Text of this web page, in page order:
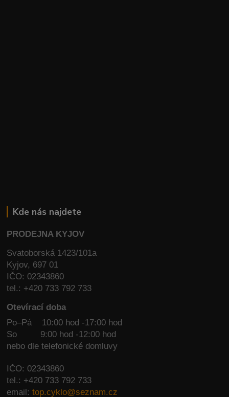
Kde nás najdete
PRODEJNA KYJOV
Svatoborská 1423/101a
Kyjov, 697 01
IČO: 02343860
tel.: +420 733 792 733
Otevírací doba
Po–Pá 10:00 hod -17:00 hod
So
9:00 hod -12:00 hod
nebo dle telefonické domluvy
IČO: 02343860
tel.: +420 733 792 733
email:top.cyklo@seznam.cz